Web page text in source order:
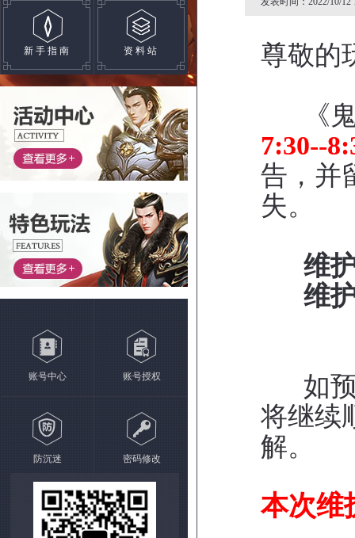
新手指南 资料站
账号中心 账号授权
防沉迷 密码修改
尊敬的
《鬼
7:30--
告，并
失。
维
维
如
将继续
解。
本次维